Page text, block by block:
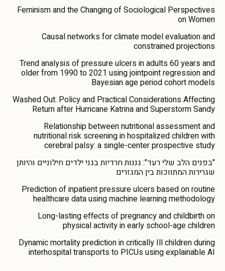
Feminism and the Changing of Sociological Perspectives
on Women
Causal networks for climate model evaluation and
constrained projections
Trend analysis of pressure ulcers in adults 60 years and
older from 1990 to 2021 using jointpoint regression and
Bayesian age period cohort models
Washed Out: Policy and Practical Considerations Affecting
Return after Hurricane Katrina and Superstorm Sandy
Relationship between nutritional assessment and
nutritional risk screening in hospitalized children with
cerebral palsy: a single-center prospective study
"בפנים הלב שלי רעד": גננות חרדיות בגני ילדים חילוניים והיותן
שגרירות המתווכות בין המגזרים
Prediction of inpatient pressure ulcers based on routine
healthcare data using machine learning methodology
Long-lasting effects of pregnancy and childbirth on
physical activity in early school-age children
Dynamic mortality prediction in critically Ill children during
interhospital transports to PICUs using explainable AI